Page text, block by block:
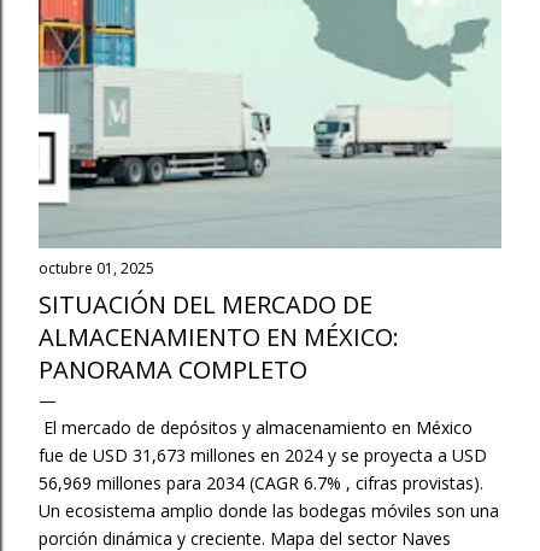
s
octubre 01, 2025
SITUACIÓN DEL MERCADO DE
ALMACENAMIENTO EN MÉXICO:
PANORAMA COMPLETO
El mercado de depósitos y almacenamiento en México
fue de USD 31,673 millones en 2024 y se proyecta a USD
56,969 millones para 2034 (CAGR 6.7% , cifras provistas).
Un ecosistema amplio donde las bodegas móviles son una
porción dinámica y creciente. Mapa del sector Naves